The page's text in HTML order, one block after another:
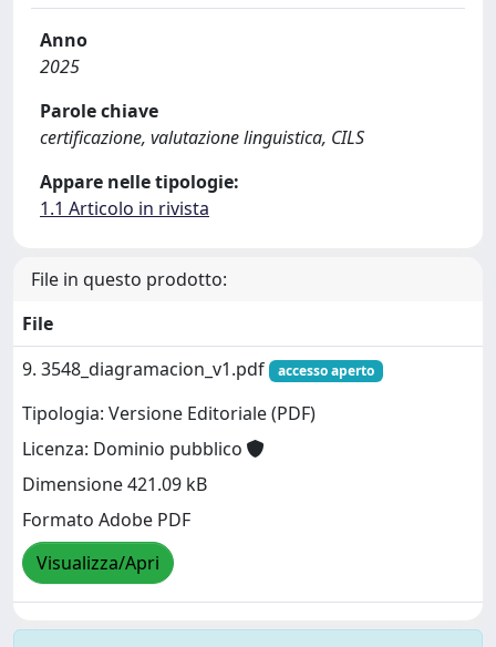
Anno
2025
Parole chiave
certificazione, valutazione linguistica, CILS
Appare nelle tipologie:
1.1 Articolo in rivista
File in questo prodotto:
File
9. 3548_diagramacion_v1.pdf
accesso aperto
Tipologia: Versione Editoriale (PDF)
Licenza: Dominio pubblico
Dimensione 421.09 kB
Formato Adobe PDF
Visualizza/Apri